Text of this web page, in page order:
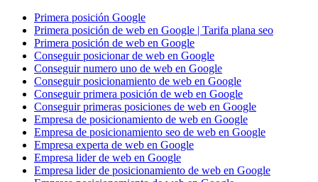
Primera posición Google
Primera posición de web en Google | Tarifa plana seo
Primera posición de web en Google
Conseguir posicionar de web en Google
Conseguir numero uno de web en Google
Conseguir posicionamiento de web en Google
Conseguir primera posición de web en Google
Conseguir primeras posiciones de web en Google
Empresa de posicionamiento de web en Google
Empresa de posicionamiento seo de web en Google
Empresa experta de web en Google
Empresa lider de web en Google
Empresa lider de posicionamiento de web en Google